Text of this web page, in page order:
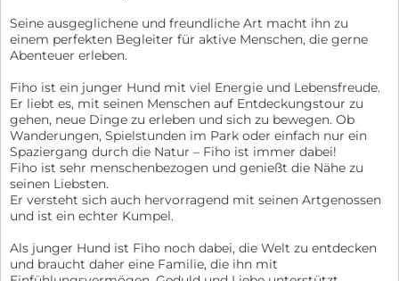
Seine ausgeglichene und freundliche Art macht ihn zu
einem perfekten Begleiter für aktive Menschen, die gerne
Abenteuer erleben.
Fiho ist ein junger Hund mit viel Energie und Lebensfreude.
Er liebt es, mit seinen Menschen auf Entdeckungstour zu
gehen, neue Dinge zu erleben und sich zu bewegen. Ob
Wanderungen, Spielstunden im Park oder einfach nur ein
Spaziergang durch die Natur – Fiho ist immer dabei!
Fiho ist sehr menschenbezogen und genießt die Nähe zu
seinen Liebsten.
Er versteht sich auch hervorragend mit seinen Artgenossen
und ist ein echter Kumpel.
Als junger Hund ist Fiho noch dabei, die Welt zu entdecken
und braucht daher eine Familie, die ihn mit